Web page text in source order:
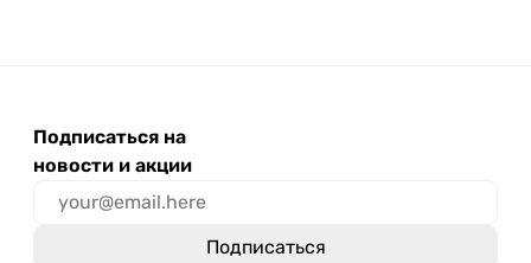
Подписаться на
новости и акции